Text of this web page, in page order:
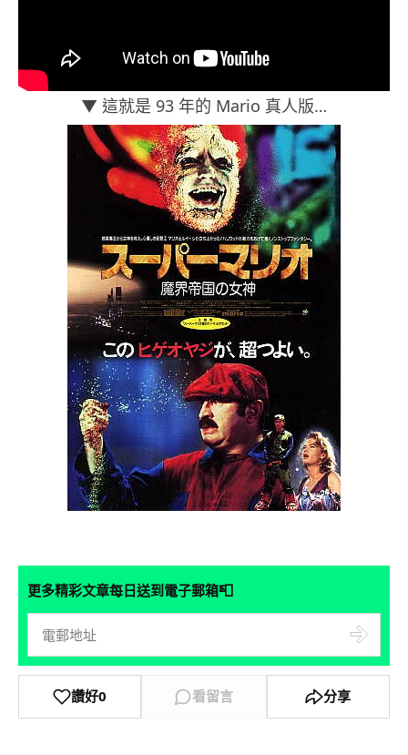
▼ 這就是 93 年的 Mario 真人版…
更多精彩文章每日送到電子郵箱📮
讚好0 看留言 分享